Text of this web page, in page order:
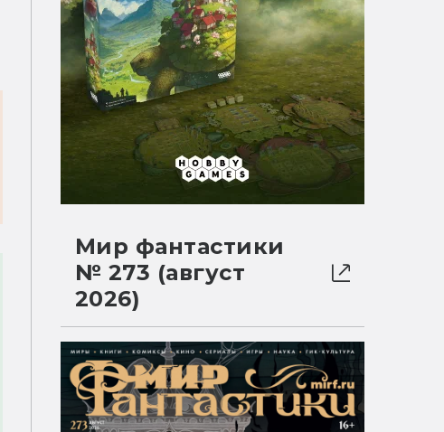
Мир фантастики
№ 273 (август
2026)